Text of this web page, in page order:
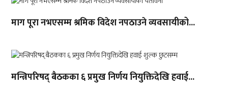
माग पूरा नभएसम्म श्रमिक विदेश नपठाउने व्यवसायीको...
मन्त्रिपरिषद् बैठकका ६ प्रमुख निर्णय नियुक्तिदेखि हवाई...